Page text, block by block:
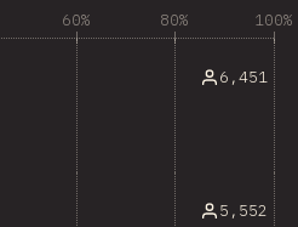
60% 80% 100%
6,451
5,552